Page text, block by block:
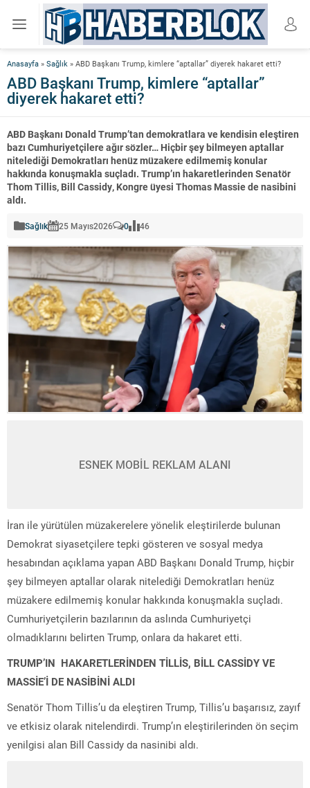
Anasayfa » Sağlık » ABD Başkanı Trump, kimlere “aptallar” diyerek hakaret etti?
ABD Başkanı Trump, kimlere “aptallar”
diyerek hakaret etti?
ABD Başkanı Donald Trump’tan demokratlara ve kendisin eleştiren
bazı Cumhuriyetçilere ağır sözler… Hiçbir şey bilmeyen aptallar
nitelediği Demokratları henüz müzakere edilmemiş konular
hakkında konuşmakla suçladı. Trump’ın hakaretlerinden Senatör
Thom Tillis, Bill Cassidy, Kongre üyesi Thomas Massie de nasibini
aldı.
Sağlık 25 Mayıs2026 0 46
ESNEK MOBİL REKLAM ALANI
İran ile yürütülen müzakerelere yönelik eleştirilerde bulunan
Demokrat siyasetçilere tepki gösteren ve sosyal medya
hesabından açıklama yapan ABD Başkanı Donald Trump, hiçbir
şey bilmeyen aptallar olarak nitelediği Demokratları henüz
müzakere edilmemiş konular hakkında konuşmakla suçladı.
Cumhuriyetçilerin bazılarının da aslında Cumhuriyetçi
olmadıklarını belirten Trump, onlara da hakaret etti.
TRUMP’IN HAKARETLERİNDEN TİLLİS, BİLL CASSİDY VE
MASSİE’İ DE NASİBİNİ ALDI
Senatör Thom Tillis’u da eleştiren Trump, Tillis’u başarısız, zayıf
ve etkisiz olarak nitelendirdi. Trump’ın eleştirilerinden ön seçim
yenilgisi alan Bill Cassidy da nasinibi aldı.